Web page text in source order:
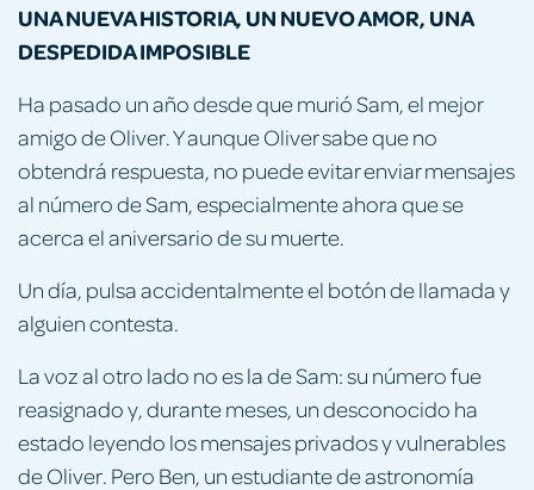
UNA NUEVA HISTORIA, UN NUEVO AMOR, UNA
DESPEDIDA IMPOSIBLE
Ha pasado un año desde que murió Sam, el mejor
amigo de Oliver. Y aunque Oliver sabe que no
obtendrá respuesta, no puede evitar enviar mensajes
al número de Sam, especialmente ahora que se
acerca el aniversario de su muerte.
Un día, pulsa accidentalmente el botón de llamada y
alguien contesta.
La voz al otro lado no es la de Sam: su número fue
reasignado y, durante meses, un desconocido ha
estado leyendo los mensajes privados y vulnerables
de Oliver. Pero Ben, un estudiante de astronomía